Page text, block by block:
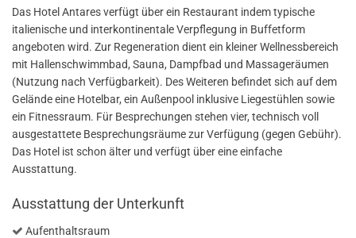
Das Hotel Antares verfügt über ein Restaurant indem typische
italienische und interkontinentale Verpflegung in Buffetform
angeboten wird. Zur Regeneration dient ein kleiner Wellnessbereich
mit Hallenschwimmbad, Sauna, Dampfbad und Massageräumen
(Nutzung nach Verfügbarkeit). Des Weiteren befindet sich auf dem
Gelände eine Hotelbar, ein Außenpool inklusive Liegestühlen sowie
ein Fitnessraum. Für Besprechungen stehen vier, technisch voll
ausgestattete Besprechungsräume zur Verfügung (gegen Gebühr).
Das Hotel ist schon älter und verfügt über eine einfache
Ausstattung.
Ausstattung der Unterkunft
Aufenthaltsraum